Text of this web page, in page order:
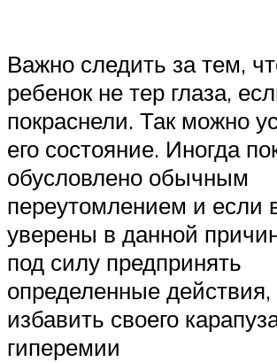
Важно следить за тем,
ребенок не тер глаза,
покраснели. Так можно
его состояние. Иногда
обусловлено обычным
переутомлением и если
уверены в данной
под силу предпринять
определенные действия,
избавить своего
гиперемии